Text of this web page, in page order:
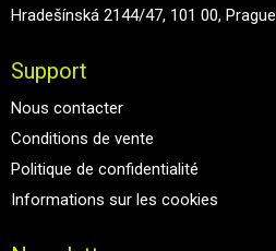
Hradešínská 2144/47, 101 00, Prague
Support
Nous contacter
Conditions de vente
Politique de confidentialité
Informations sur les cookies